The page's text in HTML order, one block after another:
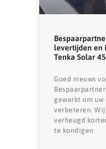
levertijden en
Tenka Solar
Goed nieuws
gewerkt om
verbeteren.
verheugd
te kondigen